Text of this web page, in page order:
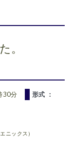
。
30分
形式 ：
ニックス）